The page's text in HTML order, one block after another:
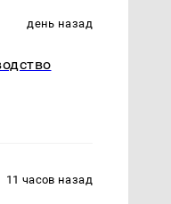
В Химках на
день назад
11 часов назад